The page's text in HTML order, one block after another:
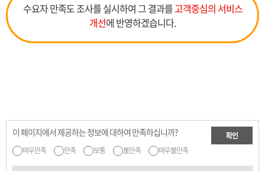
수요자 만족도 조사를 실시하여 그 결과를고객중심의 서비스
개선에 반영하겠습니다.
이 페이지에서 제공하는 정보에 대하여 만족하십니까?
매우만족 만족 보통 불만족 매우불만족
확인